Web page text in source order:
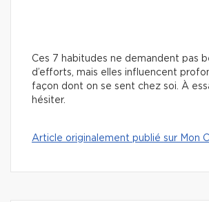
Ces 7 habitudes ne demandent pas
d’efforts, mais elles influencent
façon dont on se sent chez soi. À
hésiter.
Article originalement publié sur Mon